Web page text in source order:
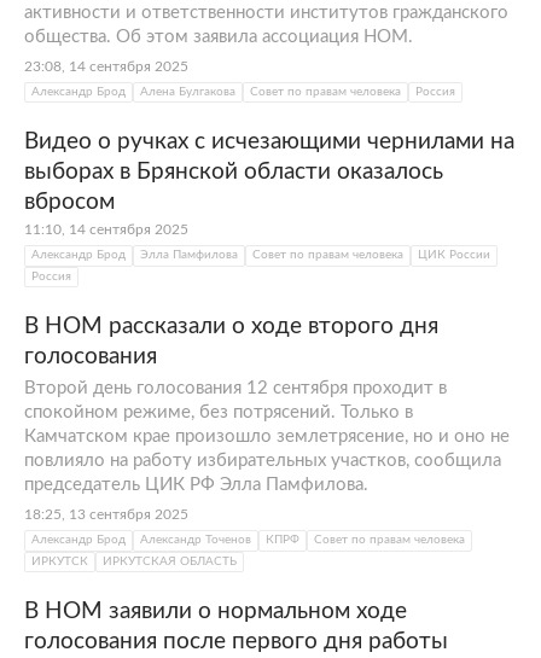
активности и ответственности институтов гражданского
общества. Об этом заявила ассоциация НОМ.
23:08, 14 сентября 2025
Александр Брод Алена Булгакова Совет по правам человека Россия
Видео о ручках с исчезающими чернилами на
выборах в Брянской области оказалось
вбросом
11:10, 14 сентября 2025
Александр Брод Элла Памфилова Совет по правам человека
ЦИК России
Россия
В НОМ рассказали о ходе второго дня
голосования
Второй день голосования 12 сентября проходит в
спокойном режиме, без потрясений. Только в
Камчатском крае произошло землетрясение, но и оно не
повлияло на работу избирательных участков, сообщила
председатель ЦИК РФ Элла Памфилова.
18:25, 13 сентября 2025
Александр Брод Александр Точенов КПРФ
Совет по правам человека
ИРКУТСК
ИРКУТСКАЯ ОБЛАСТЬ
В НОМ заявили о нормальном ходе
голосования после первого дня работы